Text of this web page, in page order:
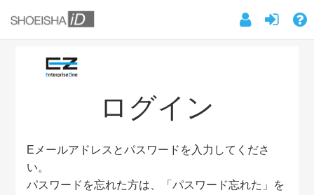
ログイン
Eメールアドレスとパスワードを入力してくださ
い。
パスワードを忘れた方は、「パスワード忘れた」を